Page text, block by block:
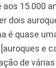
aos 15.000
dois
é quase
e
de